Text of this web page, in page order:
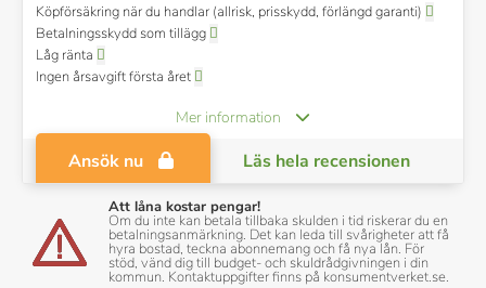
Köpförsäkring när du handlar (allrisk, prisskydd, förlängd garanti)
Betalningsskydd som tillägg
Låg ränta
Ingen årsavgift första året
Mer information
Ansök nu Läs hela recensionen
Att låna kostar pengar!
Om du inte kan betala tillbaka skulden i tid riskerar du en
betalningsanmärkning. Det kan leda till svårigheter att få
hyra bostad, teckna abonnemang och få nya lån. För
stöd, vänd dig till budget- och skuldrådgivningen i din
kommun. Kontaktuppgifter finns på konsumentverket.se.